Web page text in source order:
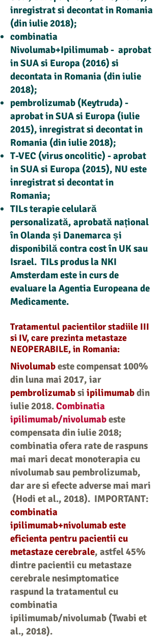
inregistrat si decontat in Romania
(din iulie 2018);
combinatia
Nivolumab+Ipilimumab- aprobat
in SUA si Europa (2016) si
decontata in Romania (din iulie
2018);
pembrolizumab (Keytruda) -
aprobat in SUA si Europa (iulie
2015), inregistrat si decontat in
Romania (din iulie 2018);
T-VEC (virus oncolitic) - aprobat
in SUA si Europa (2015), NU este
inregistrat si decontat in
Romania;
TILs terapie celulară
personalizată, aprobată național
în Olanda și Danemarca și
disponibilă contra cost în UK sau
Israel. TILs produs la NKI
Amsterdam este in curs de
evaluare la Agentia Europeana de
Medicamente.
Tratamentul pacientilor stadiile III
si IV, care prezinta metastaze
NEOPERABILE, in Romania:
Nivolumabeste compensat 100%
din luna mai 2017, iar
pembrolizumabsi ipilimumabdin
iulie 2018.Combinatia
ipilimumab/nivolumabeste
compensata din iulie 2018;
combinatia ofera rate de raspuns
mai mari decat monoterapia cu
nivolumab sau pembrolizumab,
dar are si efecte adverse mai mari
(Hodi et al., 2018). IMPORTANT:
combinatia
ipilimumab+nivolumab este
eficienta pentru pacientii cu
metastaze cerebrale, astfel 45%
dintre pacientii cu metastaze
cerebrale nesimptomatice
raspund la tratamentul cu
combinatia
ipilimumab/nivolumab (Twabi et
al., 2018).